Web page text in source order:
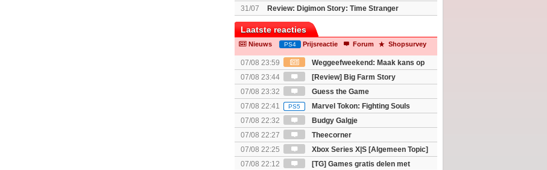
voor Switch 2
31/07 Review: Digimon Story: Time Stranger
Laatste reacties
Nieuws PS4 Prijsreactie Forum Shopsurvey
07/08 23:59
Weggeefweekend: Maak kans op
The Super Mario Galaxy movie (2x)!
07/08 23:44
[Review] Big Farm Story
(uitgespeeld op SteamDeck)
07/08 23:32
Guess the Game
07/08 22:41
PS5
Marvel Tokon: Fighting Souls
07/08 22:32
Budgy Galgje
07/08 22:27
Theecorner
07/08 22:25
Xbox Series X|S [Algemeen Topic]
07/08 22:12
[TG] Games gratis delen met